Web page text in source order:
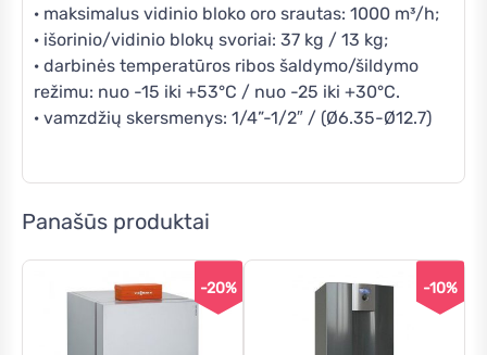
· maksimalus vidinio bloko oro srautas: 1000 m³/h;
· išorinio/vidinio blokų svoriai: 37 kg / 13 kg;
· darbinės temperatūros ribos šaldymo/šildymo
režimu: nuo -15 iki +53°C / nuo -25 iki +30°C.
· vamzdžių skersmenys: 1/4”-1/2″ / (Ø6.35-Ø12.7)
Panašūs produktai
-20% -10%